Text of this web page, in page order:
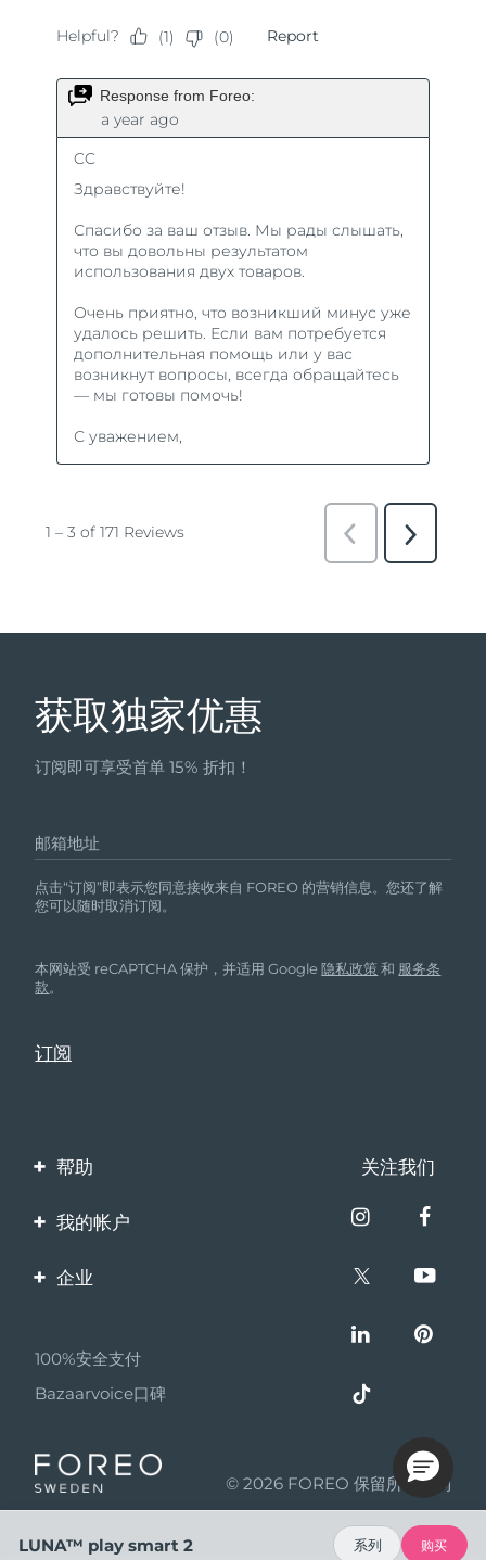
获取独家优惠
订阅即可享受首单 15% 折扣！
邮箱地址
点击“订阅”即表示您同意接收来自 FOREO 的营销信息。您还了解
您可以随时取消订阅。
本网站受 reCAPTCHA 保护，并适用 Google隐私政策 和 服务条
款。
帮助
联系我们
关注我们
我的帐户
产品注册
企业
伙伴计划
联盟新闻
成为合作伙伴
100%安全支付
Bazaarvoice口碑
© 2026 FOREO 保留所有权利
LUNA™ play smart 2 系列 购买